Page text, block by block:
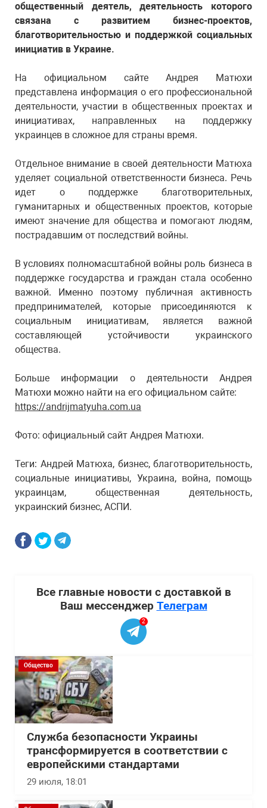
общественный деятель, деятельность которого
связана с развитием бизнес-проектов,
благотворительностью и поддержкой социальных
инициатив в Украине.
На официальном сайте Андрея Матюхи
представлена информация о его профессиональной
деятельности, участии в общественных проектах и
инициативах, направленных на поддержку
украинцев в сложное для страны время.
Отдельное внимание в своей деятельности Матюха
уделяет социальной ответственности бизнеса. Речь
идет о поддержке благотворительных,
гуманитарных и общественных проектов, которые
имеют значение для общества и помогают людям,
пострадавшим от последствий войны.
В условиях полномасштабной войны роль бизнеса в
поддержке государства и граждан стала особенно
важной. Именно поэтому публичная активность
предпринимателей, которые присоединяются к
социальным инициативам, является важной
составляющей устойчивости украинского
общества.
Больше информации о деятельности Андрея
Матюхи можно найти на его официальном сайте:
https://andrijmatyuha.com.ua
Фото: официальный сайт Андрея Матюхи.
Теги: Андрей Матюха, бизнес, благотворительность,
социальные инициативы, Украина, война, помощь
украинцам, общественная деятельность,
украинский бизнес, АСПИ.
Все главные новости с доставкой в
Ваш мессенджер Телеграм
2
Общество
Служба безопасности Украины
трансформируется в соответствии с
европейскими стандартами
29 июля, 18:01